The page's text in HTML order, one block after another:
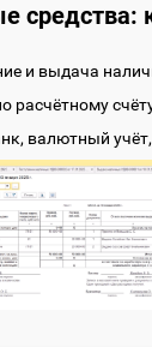
учётной
структуры
и расходы
средства:
и выдача
расчётному
валютный